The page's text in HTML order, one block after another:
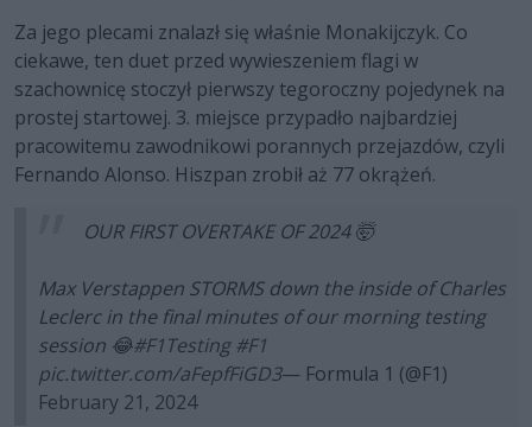
Za jego plecami znalazł się właśnie Monakijczyk. Co
ciekawe, ten duet przed wywieszeniem flagi w
szachownicę stoczył pierwszy tegoroczny pojedynek na
prostej startowej. 3. miejsce przypadło najbardziej
pracowitemu zawodnikowi porannych przejazdów, czyli
Fernando Alonso. Hiszpan zrobił aż 77 okrążeń.
OUR FIRST OVERTAKE OF 2024 🤯
Max Verstappen STORMS down the inside of Charles
Leclerc in the final minutes of our morning testing
session 😂#F1Testing #F1
pic.twitter.com/aFepfFiGD3— Formula 1 (@F1)
February 21, 2024